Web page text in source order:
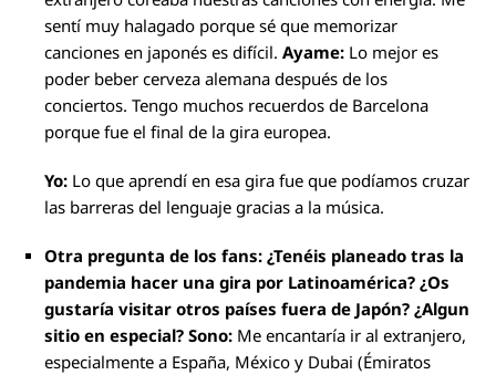
sentí muy halagado porque sé que memorizar
canciones en japonés es difícil. Ayame: Lo mejor es
poder beber cerveza alemana después de los
conciertos. Tengo muchos recuerdos de Barcelona
porque fue el final de la gira europea.
Yo: Lo que aprendí en esa gira fue que podíamos cruzar
las barreras del lenguaje gracias a la música.
Otra pregunta de los fans: ¿Tenéis planeado tras la
pandemia hacer una gira por Latinoamérica? ¿Os
gustaría visitar otros países fuera de Japón? ¿Algun
sitio en especial? Sono: Me encantaría ir al extranjero,
especialmente a España, México y Dubai (Émiratos